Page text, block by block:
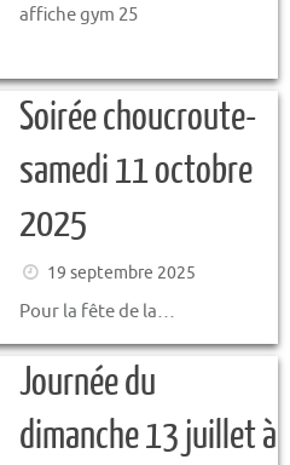
affiche gym 25
Soirée choucroute-
samedi 11 octobre
2025
19 septembre 2025
Pour la fête de la…
Journée du
dimanche 13 juillet à